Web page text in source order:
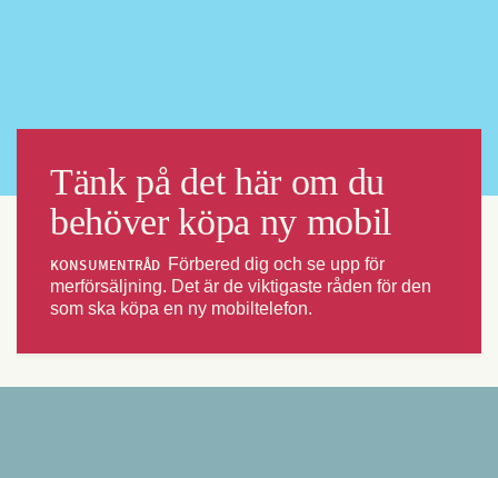
Tänk på det här om du
behöver köpa ny mobil
KONSUMENTRÅD Förbered dig och se upp för
merförsäljning. Det är de viktigaste råden för den
som ska köpa en ny mobiltelefon.